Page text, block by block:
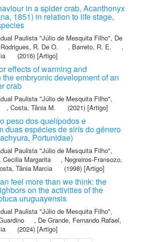
in a spider crab, Acanthonyx
1851) in relation to life stage,
Paulista "Júlio de Mesquita Filho", De
Rodrigues, R. De O. , Barreto, R. E.
,
(2016) [Artigo]
effects of warming and
embryonic development of an
crab
Paulista "Júlio de Mesquita Filho",
, Costa, Tânia M. (2021) [Artigo]
peso dos quelípodos e
duas espécies de sirís do gênero
Portunidae)
Paulista "Júlio de Mesquita Filho",
Cecilia Margarita
, Negreiros-Fransozo,
Tânia Marcia (1998) [Artigo]
feel more than we think: the
on the activities of the
uruguayensis
Paulista "Júlio de Mesquita Filho",
, De Grande, Fernando Rafael,
(2024) [Artigo]